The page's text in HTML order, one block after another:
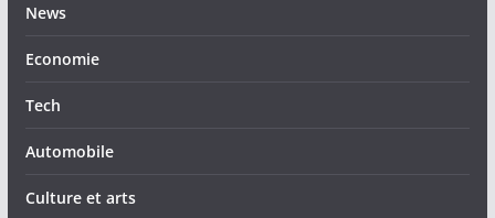
News
Economie
Tech
Automobile
Culture et arts